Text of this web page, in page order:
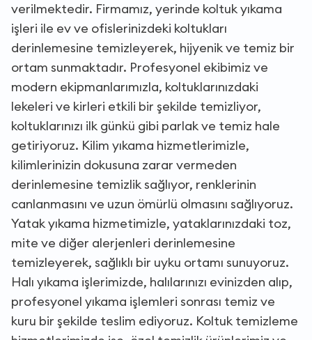
verilmektedir. Firmamız, yerinde koltuk yıkama
işleri ile ev ve ofislerinizdeki koltukları
derinlemesine temizleyerek, hijyenik ve temiz bir
ortam sunmaktadır. Profesyonel ekibimiz ve
modern ekipmanlarımızla, koltuklarınızdaki
lekeleri ve kirleri etkili bir şekilde temizliyor,
koltuklarınızı ilk günkü gibi parlak ve temiz hale
getiriyoruz. Kilim yıkama hizmetlerimizle,
kilimlerinizin dokusuna zarar vermeden
derinlemesine temizlik sağlıyor, renklerinin
canlanmasını ve uzun ömürlü olmasını sağlıyoruz.
Yatak yıkama hizmetimizle, yataklarınızdaki toz,
mite ve diğer alerjenleri derinlemesine
temizleyerek, sağlıklı bir uyku ortamı sunuyoruz.
Halı yıkama işlerimizde, halılarınızı evinizden alıp,
profesyonel yıkama işlemleri sonrası temiz ve
kuru bir şekilde teslim ediyoruz. Koltuk temizleme